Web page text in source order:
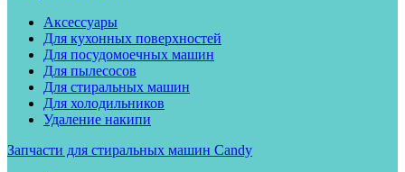
Аксессуары
Для кухонных поверхностей
Для посудомоечных машин
Для пылесосов
Для стиральных машин
Для холодильников
Удаление накипи
Запчасти для стиральных машин Candy